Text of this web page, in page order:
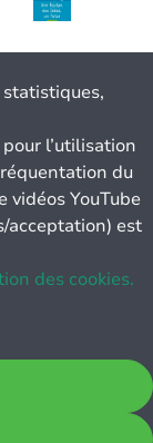
statistiques,
l’utilisation
du
vidéos YouTube
acceptation) est
des cookies.